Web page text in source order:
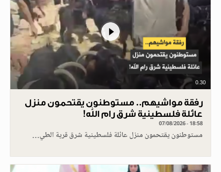
0.30
رفقة مواشيهم.. مستوطنون يقتحمون منزل
عائلة فلسطينية شرق رام الله!
07/08/2026 - 18:58
مستوطنون يقتحمون منزل عائلة فلسطينية شرق قرية الطي…